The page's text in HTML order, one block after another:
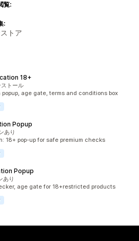
覧:
:
トア
18+
トール
age gate, terms and conditions box
Popup
あり
18+ pop-up for safe premium checks
Popup
あり
age gate for 18+restricted products